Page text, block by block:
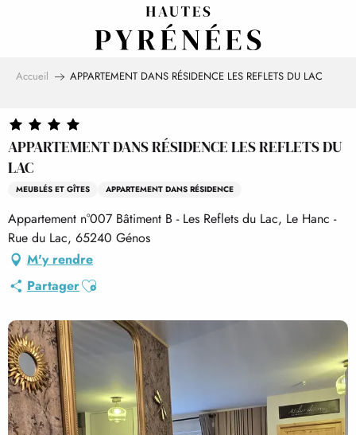
Accueil APPARTEMENT DANS RÉSIDENCE LES REFLETS DU LAC
APPARTEMENT DANS RÉSIDENCE LES REFLETS DU
LAC
MEUBLÉS ET GÎTES APPARTEMENT DANS RÉSIDENCE
Appartement n°007 Bâtiment B - Les Reflets du Lac, Le Hanc -
Rue du Lac, 65240 Génos
M'y rendre
PartagerAjouter aux favoris